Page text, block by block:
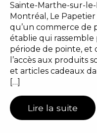
Sainte-Marthe-sur-
Montréal, Le
qu’un commerce de
établie qui rassemble
période de pointe, et
l’accès aux produits
et articles cadeaux
[…]
Lire la suite